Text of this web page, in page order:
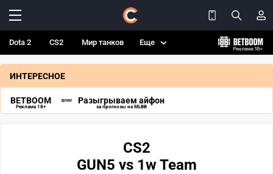
Dota 2 CS2 Мир танков Еще
ИНТЕРЕСНОЕ
BETBOOM
Реклама 18+
Разыгрываем айфон
за прогнозы на MLBB
CS2
GUN5 vs 1w Team